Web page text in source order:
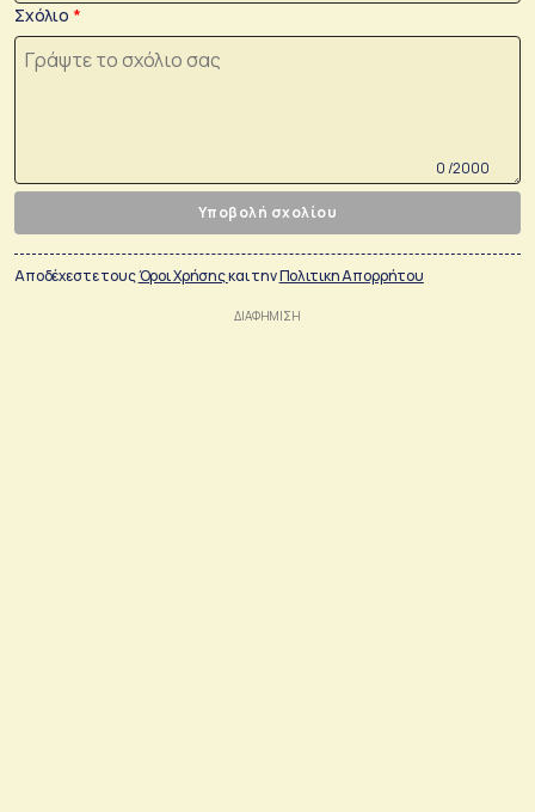
Σχόλιο
0 /2000
Υποβολή σχολίου
Αποδέχεστε τουςΌροι Χρήσηςκαι τηνΠολιτικη Απορρήτου